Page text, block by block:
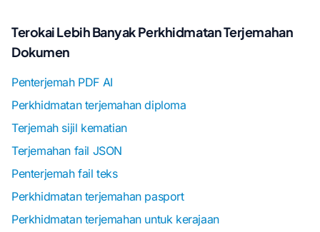
Terokai Lebih Banyak Perkhidmatan Terjemahan
Dokumen
Penterjemah PDF AI
Perkhidmatan terjemahan diploma
Terjemah sijil kematian
Terjemahan fail JSON
Penterjemah fail teks
Perkhidmatan terjemahan pasport
Perkhidmatan terjemahan untuk kerajaan